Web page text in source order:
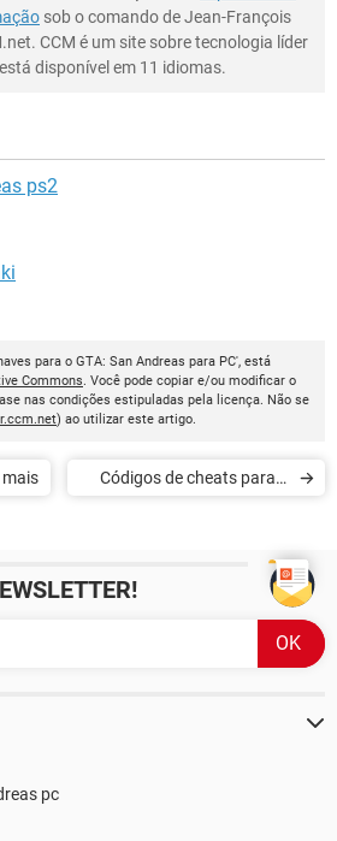
sob o comando de Jean-François
CCM é um site sobre tecnologia líder
disponível em 11 idiomas.
ps2
para o GTA: San Andreas para PC', está
Commons. Você pode copiar e/ou modificar o
nas condições estipuladas pela licença. Não se
) ao utilizar este artigo.
mais
Códigos de cheats para o
pc